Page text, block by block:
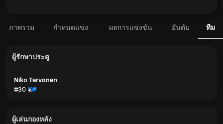
ภาพรวม กำหนดแข่ง ผลการแข่งขัน อันดับ ทีม
ผู้รักษาประตู
Niko Tervonen
#30
ผู้เล่นกองหลัง